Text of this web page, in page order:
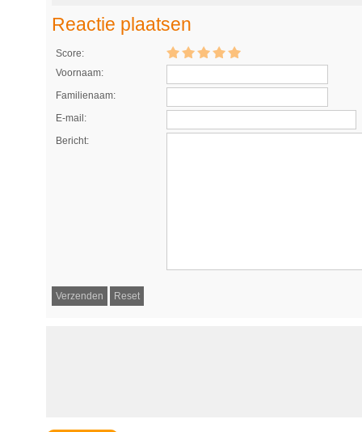
Reactie plaatsen
Score:
Voornaam:
Familienaam:
E-mail:
Bericht: